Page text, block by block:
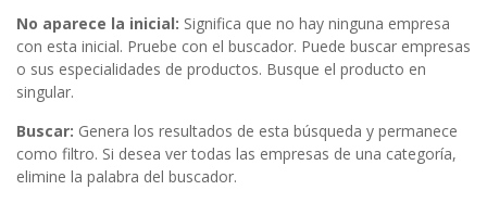
No aparece la inicial: Significa que no hay ninguna empresa
con esta inicial. Pruebe con el buscador. Puede buscar empresas
o sus especialidades de productos. Busque el producto en
singular.
Buscar: Genera los resultados de esta búsqueda y permanece
como filtro. Si desea ver todas las empresas de una categoría,
elimine la palabra del buscador.